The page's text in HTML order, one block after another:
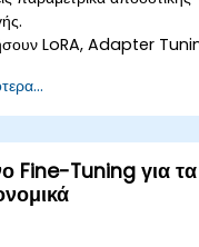
LoRA, Adapter
PEFT.
τις ανταλλαγές
μεθόδων PEFT έναντι της
και να κλιμακώσουν
LLMs με μειωμένες
και αποθηκευτικές
Fine-Tuning για τα